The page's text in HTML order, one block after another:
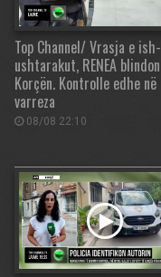
Top Channel/ Vrasja e ish-
ushtarakut, RENEA blindon
Korçën. Kontrolle edhe në
varreza
08/08 22:10